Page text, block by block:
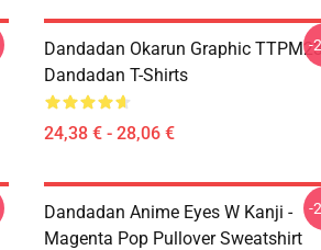
Dandadan Okarun Graphic
Dandadan T-Shirts
24,38 € - 28,06 €
-
Dandadan Anime Eyes W Kanji -
Magenta Pop Pullover Sweatshirt
-